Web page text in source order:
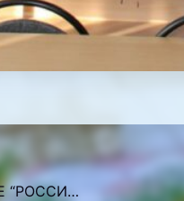
УЧАСТИЕ В МЕЖДУНАРОДНОЙ ВЫСТАВКЕ-ФОРУМЕ “РОССИЯ” СТУДЕНТОВ СТАХАНОВСКОГО КОЛЛЕДЖА (ФИЛИАЛ) ФГБОУ ВО «ЛГПУ»